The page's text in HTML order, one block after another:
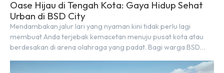
Oase Hijau di Tengah Kota: Gaya Hidup Sehat
Urban di BSD City
Mendambakan jalur lari yang nyaman kini tidak perlu lagi
membuat Anda terjebak kemacetan menuju pusat kota atau
berdesakan di arena olahraga yang padat. Bagi warga BSD
sekitar yang rindang, estetik, dan menenangkan. Sebagai